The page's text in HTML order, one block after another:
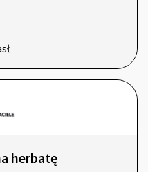
herbatę